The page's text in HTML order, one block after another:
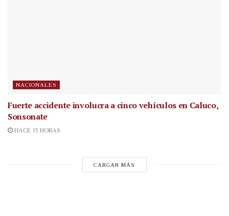
NACIONALES
Fuerte accidente involucra a cinco vehículos en Caluco,
Sonsonate
HACE 15 HORAS
CARGAR MÁS